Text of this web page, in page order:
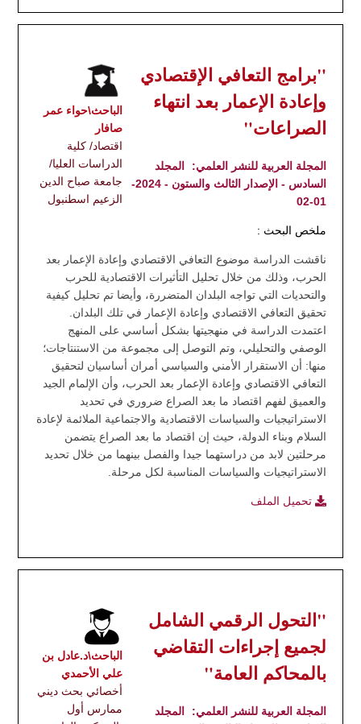
الباحث\حواء عمر
صافار
اقتصاد/ كلية
الدراسات العليا/
جامعة صباح الدين
الزعيم اسطنبول
"برامج التعافي الإقتصادي
وإعادة الإعمار بعد انتهاء
الصراعات"
المجلة العربية للنشر العلمي:
المجلد
السادس - الإصدار الثالث والستون - 2024-
01-02
ملخص البحث :
ناقشت الدراسة موضوع التعافي الاقتصادي وإعادة الإعمار بعد
الحرب، وذلك من خلال تحليل التأثيرات الاقتصادية للحرب
والتحديات التي تواجه البلدان المتضررة، وأيضا تم تحليل كيفية
تحقيق التعافي الاقتصادي وإعادة الإعمار في تلك البلدان.
اعتمدت الدراسة في منهجيتها بشكل أساسي على المنهج
الوصفي والتحليلي، وتم التوصل إلى مجموعة من الاستنتاجات؛
منها: أن الاستقرار الأمني والسياسي أمران أساسيان لتحقيق
التعافي الاقتصادي وإعادة الإعمار بعد الحرب، وأن الإلمام الجيد
والعميق لفهم اقتصاد ما بعد الصراع ضروري في تحديد
الاستراتيجيات والسياسات الاقتصادية والاجتماعية الملائمة لإعادة
السلام وبناء الدولة، حيث إن اقتصاد ما بعد الصراع يتضمن
مرحلتين لابد من دراستهما جيدا والفصل بينهما من خلال تحديد
الاستراتيجيات والسياسات المناسبة لكل مرحلة.
تحميل الملف
الباحث\د.عادل بن
علي الأحمدي
أخصائي بحث ديني
ممارس أول
"التحول الرقمي الشامل
لجميع إجراءات التقاضي
بالمحاكم العامة"
المجلة العربية للنشر العلمي:
المجلد